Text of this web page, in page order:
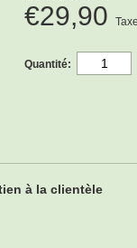
€29,90
Quantité:
à la clientèle